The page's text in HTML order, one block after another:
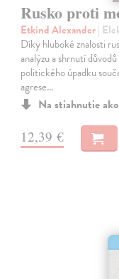
Rusko proti
Etkind Alexander|
Díky hluboké znalosti
analýzu a shrnutí
politického úpadku
agrese…
Na stiahnutie ako
12,39 €